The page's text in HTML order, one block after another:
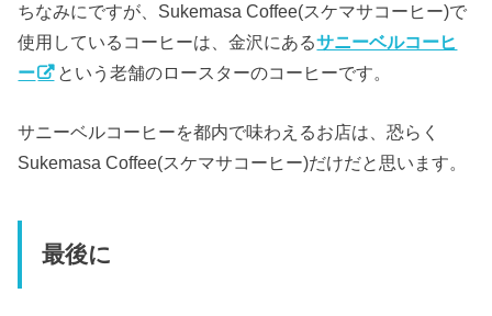
ちなみにですが、Sukemasa Coffee(スケマサコーヒー)で
使用しているコーヒーは、金沢にあるサニーベルコーヒ
ー
という老舗のロースターのコーヒーです。
サニーベルコーヒーを都内で味わえるお店は、恐らく
Sukemasa Coffee(スケマサコーヒー)だけだと思います。
最後に